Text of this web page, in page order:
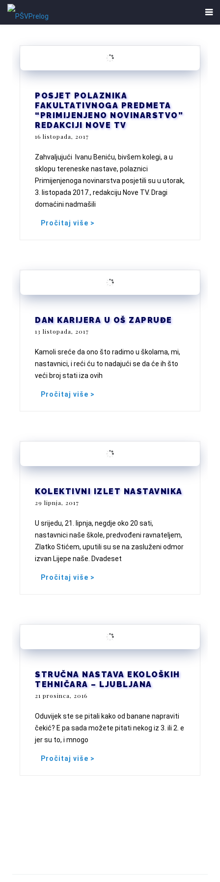
POSJET POLAZNIKA
FAKULTATIVNOGA PREDMETA
“PRIMIJENJENO NOVINARSTVO”
REDAKCIJI NOVE TV
16 listopada, 2017
Zahvaljujući Ivanu Beniću, bivšem kolegi, a u
sklopu tereneske nastave, polaznici
Primijenjenoga novinarstva posjetili su u utorak,
3. listopada 2017., redakciju Nove TV. Dragi
domaćini nadmašili
Pročitaj više >
DAN KARIJERA U OŠ ZAPRUĐE
13 listopada, 2017
Kamoli sreće da ono što radimo u školama, mi,
nastavnici, i reći ću to nadajući se da će ih što
veći broj stati iza ovih
Pročitaj više >
KOLEKTIVNI IZLET NASTAVNIKA
29 lipnja, 2017
U srijedu, 21. lipnja, negdje oko 20 sati,
nastavnici naše škole, predvođeni ravnateljem,
Zlatko Stićem, uputili su se na zasluženi odmor
izvan Lijepe naše. Dvadeset
Pročitaj više >
STRUČNA NASTAVA EKOLOŠKIH
TEHNIČARA – LJUBLJANA
21 prosinca, 2016
Oduvijek ste se pitali kako od banane napraviti
čekić? E pa sada možete pitati nekog iz 3. ili 2. e
jer su to, i mnogo
Pročitaj više >